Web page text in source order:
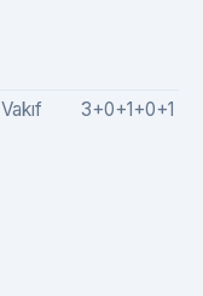
Vakıf 3+0+1+0+1